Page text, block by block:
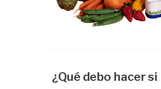
¿Qué debo hacer